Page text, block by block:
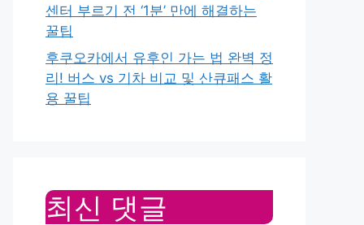
센터 부르기 전 ‘1분’ 만에 해결하는
꿀팁
후쿠오카에서 유후인 가는 법 완벽 정
리! 버스 vs 기차 비교 및 산큐패스 활
용 꿀팁
최신 댓글